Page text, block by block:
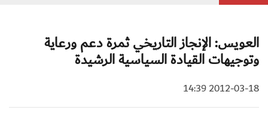
العويس: الإنجاز التاريخي ثمرة دعم ورعاية
وتوجيهات القيادة السياسية الرشيدة
2012-03-18 14:39